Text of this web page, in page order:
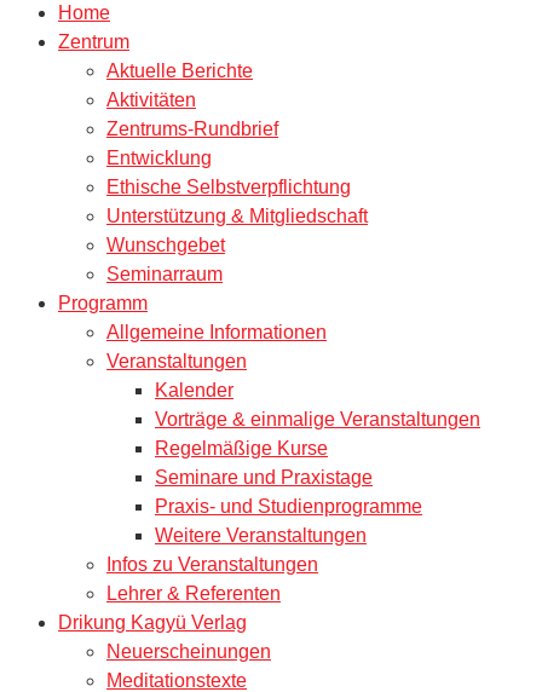
Home
Zentrum
Aktuelle Berichte
Aktivitäten
Zentrums-Rundbrief
Entwicklung
Ethische Selbstverpflichtung
Unterstützung & Mitgliedschaft
Wunschgebet
Seminarraum
Programm
Allgemeine Informationen
Veranstaltungen
Kalender
Vorträge & einmalige Veranstaltungen
Regelmäßige Kurse
Seminare und Praxistage
Praxis- und Studienprogramme
Weitere Veranstaltungen
Infos zu Veranstaltungen
Lehrer & Referenten
Drikung Kagyü Verlag
Neuerscheinungen
Meditationstexte